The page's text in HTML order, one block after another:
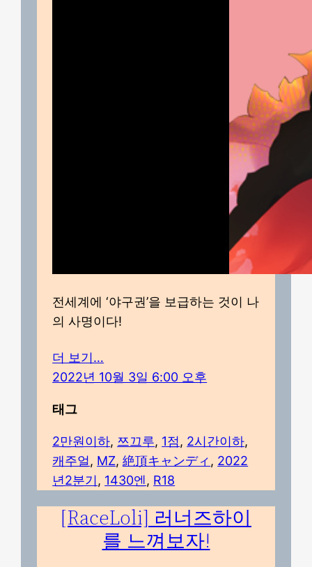
전세계에 ‘야구권’을 보급하는 것이 나
의 사명이다!
더 보기…
2022년 10월 3일 6:00 오후
태그
2만원이하, 쯔끄루, 1점, 2시간이하
캐주얼, MZ, 絶頂キャンディ , 2022
년2분기, 1430엔, R18
[RaceLoli] 러너즈하이
를 느껴보자!